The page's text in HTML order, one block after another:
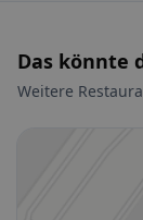
Das könnte
Weitere